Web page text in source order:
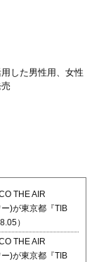
した男性用、女性
THE AIR
)が東京都『TIB
）
THE AIR
)が東京都『TIB